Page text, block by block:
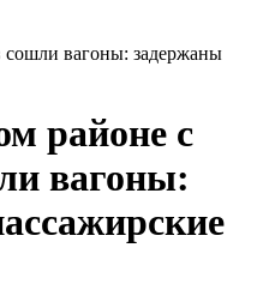
сошли вагоны: задержаны
районе с
вагоны: